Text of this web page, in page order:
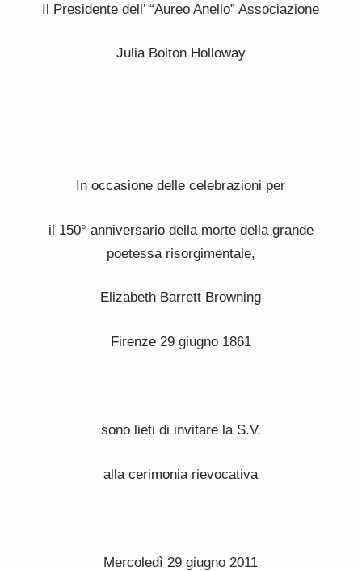
Il Presidente dell’ “Aureo Anello” Associazione
Julia Bolton Holloway
In occasione delle celebrazioni per
il 150° anniversario della morte della grande
poetessa risorgimentale,
Elizabeth Barrett Browning
Firenze 29 giugno 1861
sono lieti di invitare la S.V.
alla cerimonia rievocativa
Mercoledì 29 giugno 2011